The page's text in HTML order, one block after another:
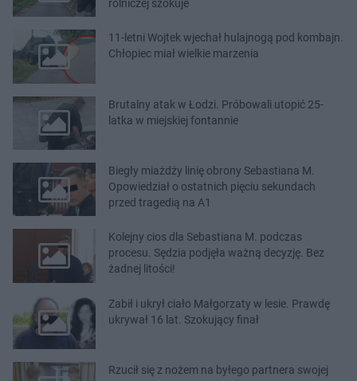
rolniczej szokuje
11-letni Wojtek wjechał hulajnogą pod kombajn.
Chłopiec miał wielkie marzenia
Brutalny atak w Łodzi. Próbowali utopić 25-
latka w miejskiej fontannie
Biegły miażdży linię obrony Sebastiana M.
Opowiedział o ostatnich pięciu sekundach
przed tragedią na A1
Kolejny cios dla Sebastiana M. podczas
procesu. Sędzia podjęła ważną decyzję. Bez
żadnej litości!
Zabił i ukrył ciało Małgorzaty w lesie. Prawdę
ukrywał 16 lat. Szokujący finał
Rzucił się z nożem na byłego partnera swojej